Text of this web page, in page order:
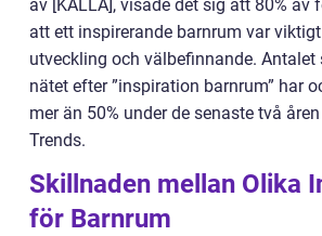
av [KÄLLA], visade det sig att 80% av
att ett inspirerande barnrum var
utveckling och välbefinnande. Antalet
nätet efter ”inspiration barnrum” har
mer än 50% under de senaste två
Trends.
Skillnaden mellan Olika
för Barnrum